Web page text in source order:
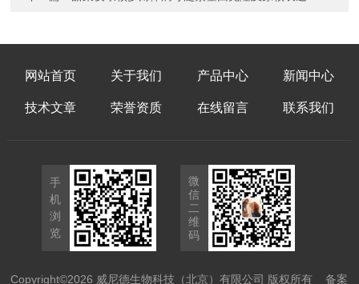
网站首页 关于我们 产品中心 新闻中心
技术文章 荣誉资质 在线留言 联系我们
手
机
浏
览
微
信
二
维
码
Copyright©2026 威尼德生物科技（北京）有限公司 版权所有备案